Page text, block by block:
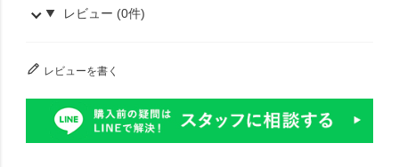
レビュー (0件)
レビューを書く